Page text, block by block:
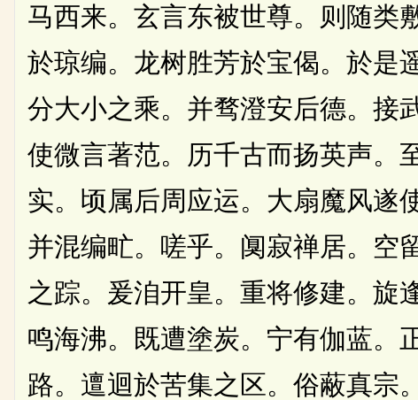
马西来。玄言东被世尊。则随类
於琼编。龙树胜芳於宝偈。於是
分大小之乘。并骛澄安后德。接
使微言著范。历千古而扬英声。
实。顷属后周应运。大扇魔风遂
并混编甿。嗟乎。阒寂禅居。空
之踪。爰洎开皇。重将修建。旋
鸣海沸。既遭塗炭。宁有伽蓝。
路。邅迴於苦集之区。俗蔽真宗